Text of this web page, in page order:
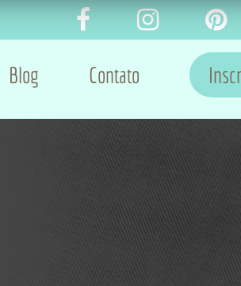
Blog Contato